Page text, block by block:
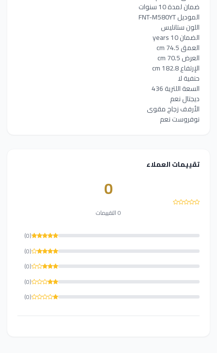
ضمان لمدة 10 سنوات
الموديل FNT-M580YT
اللون ستانليس
الضمان 10 years
العمق 74.5 cm
العرض 70.5 cm
الإرتفاع 182.8 cm
حنفية لا
السعة اللترية 436
ديجتال نعم
الأرفف زجاج مقوى
نوفروست نعم
تقييمات العملاء
0
0 التقييمات
(0)
(0)
(0)
(0)
(0)